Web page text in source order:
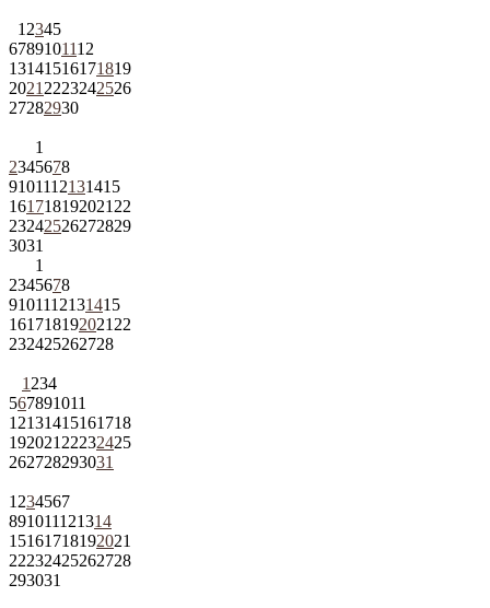
1 2345
6789101112
13141516171819
2021 2223242526
27282930
1
2345678
9101112131415
161718192021 22
23242526272829
3031
1
2345678
9101112131415
161718192021 22
232425262728
1 234
567891011
12131415161718
192021 22232425
262728293031
1 234567
891011121314
15161718192021
22232425262728
293031